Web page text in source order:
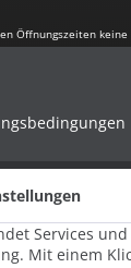
Öffnungszeiten
nach HinSchG
Services
Mit einem